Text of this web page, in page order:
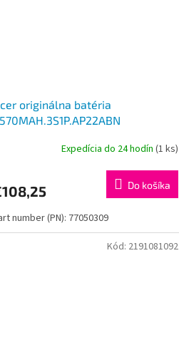
originálna batéria
Expedícia do 24 hodín (1 ks)
Do košíka
number (PN): 77050309
Kód: 2191081092